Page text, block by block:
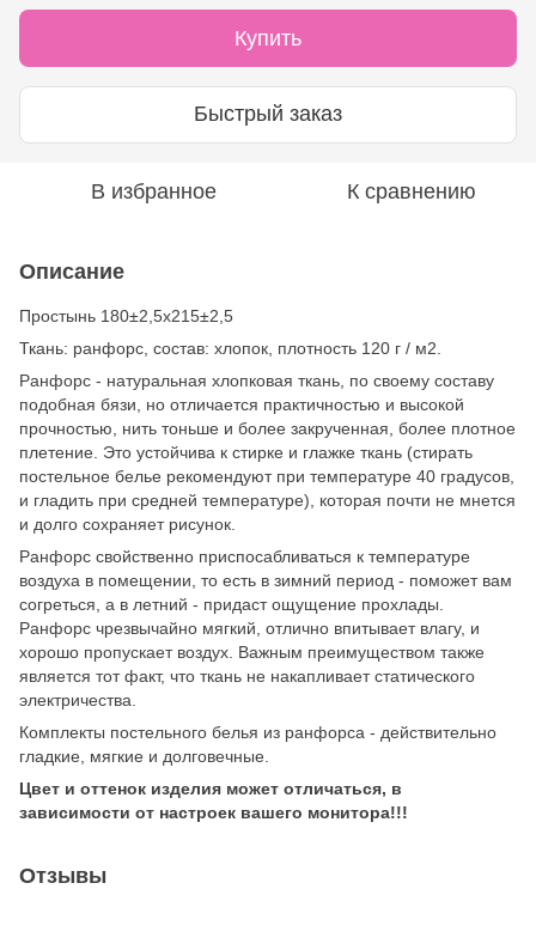
Купить
Быстрый заказ
В избранное К сравнению
Описание
Простынь 180±2,5х215±2,5
Ткань: ранфорс, состав: хлопок, плотность 120 г / м2.
Ранфорс - натуральная хлопковая ткань, по своему составу
подобная бязи, но отличается практичностью и высокой
прочностью, нить тоньше и более закрученная, более плотное
плетение. Это устойчива к стирке и глажке ткань (стирать
постельное белье рекомендуют при температуре 40 градусов,
и гладить при средней температуре), которая почти не мнется
и долго сохраняет рисунок.
Ранфорс свойственно приспосабливаться к температуре
воздуха в помещении, то есть в зимний период - поможет вам
согреться, а в летний - придаст ощущение прохлады.
Ранфорс чрезвычайно мягкий, отлично впитывает влагу, и
хорошо пропускает воздух. Важным преимуществом также
является тот факт, что ткань не накапливает статического
электричества.
Комплекты постельного белья из ранфорса - действительно
гладкие, мягкие и долговечные.
Цвет и оттенок изделия может отличаться, в
зависимости от настроек вашего монитора!!!
Отзывы